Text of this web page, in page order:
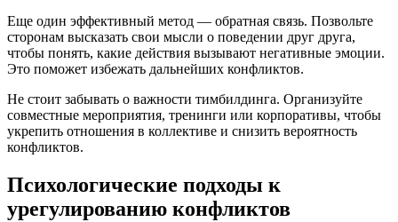
Еще один эффективный метод — обратная связь. Позвольте
сторонам высказать свои мысли о поведении друг друга,
чтобы понять, какие действия вызывают негативные эмоции.
Это поможет избежать дальнейших конфликтов.
Не стоит забывать о важности тимбилдинга. Организуйте
совместные мероприятия, тренинги или корпоративы, чтобы
укрепить отношения в коллективе и снизить вероятность
конфликтов.
Психологические подходы к
урегулированию конфликтов